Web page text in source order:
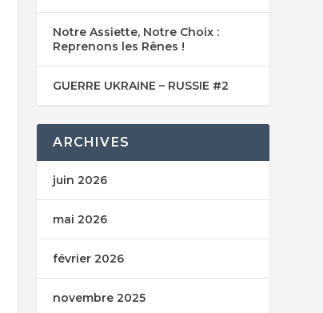
Notre Assiette, Notre Choix :
Reprenons les Rênes !
GUERRE UKRAINE – RUSSIE #2
ARCHIVES
juin 2026
mai 2026
février 2026
novembre 2025